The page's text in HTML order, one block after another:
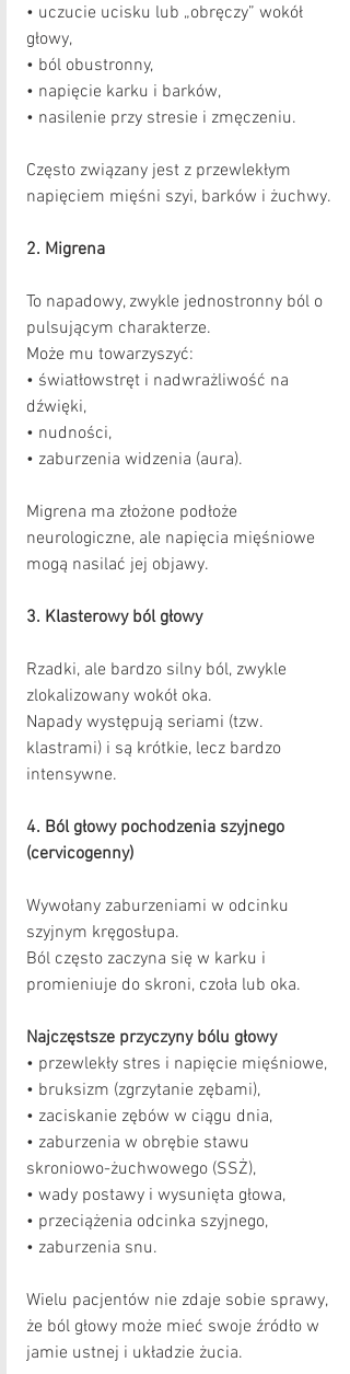
• uczucie ucisku lub „obręczy” wokół
głowy,
• ból obustronny,
• napięcie karku i barków,
• nasilenie przy stresie i zmęczeniu.
Często związany jest z przewlekłym
napięciem mięśni szyi, barków i żuchwy.
2. Migrena
To napadowy, zwykle jednostronny ból o
pulsującym charakterze.
Może mu towarzyszyć:
• światłowstręt i nadwrażliwość na
dźwięki,
• nudności,
• zaburzenia widzenia (aura).
Migrena ma złożone podłoże
neurologiczne, ale napięcia mięśniowe
mogą nasilać jej objawy.
3. Klasterowy ból głowy
Rzadki, ale bardzo silny ból, zwykle
zlokalizowany wokół oka.
Napady występują seriami (tzw.
klastrami) i są krótkie, lecz bardzo
intensywne.
4. Ból głowy pochodzenia szyjnego
(cervicogenny)
Wywołany zaburzeniami w odcinku
szyjnym kręgosłupa.
Ból często zaczyna się w karku i
promieniuje do skroni, czoła lub oka.
Najczęstsze przyczyny bólu głowy
• przewlekły stres i napięcie mięśniowe,
• bruksizm (zgrzytanie zębami),
• zaciskanie zębów w ciągu dnia,
• zaburzenia w obrębie stawu
skroniowo-żuchwowego (SSŻ),
• wady postawy i wysunięta głowa,
• przeciążenia odcinka szyjnego,
• zaburzenia snu.
Wielu pacjentów nie zdaje sobie sprawy,
że ból głowy może mieć swoje źródło w
jamie ustnej i układzie żucia.